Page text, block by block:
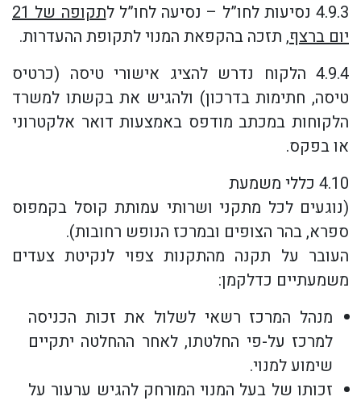
4.9.3 נסיעות לחו”ל – נסיעה לחו”ל ל
תקופה של 21
יום ברצף, תזכה בהקפאת המנוי לתקופת ההעדרות.
4.9.4 הלקוח נדרש להציג אישורי טיסה (כרטיס
טיסה, חתימות בדרכון) ולהגיש את בקשתו למשרד
הלקוחות במכתב מודפס באמצעות דואר אלקטרוני
או בפקס.
4.10 כללי משמעת
(נוגעים לכל מתקני ושרותי עמותת קוסל בקמפוס
ספרא, בהר הצופים ובמרכז הנופש רחובות).
העובר על תקנה מהתקנות צפוי לנקיטת צעדים
משמעתיים כדלקמן:
מנהל המרכז רשאי לשלול את זכות הכניסה
למרכז על-פי החלטתו, לאחר ההחלטה יתקיים
שימוע למנוי.
זכותו של בעל המנוי המורחק להגיש ערעור על